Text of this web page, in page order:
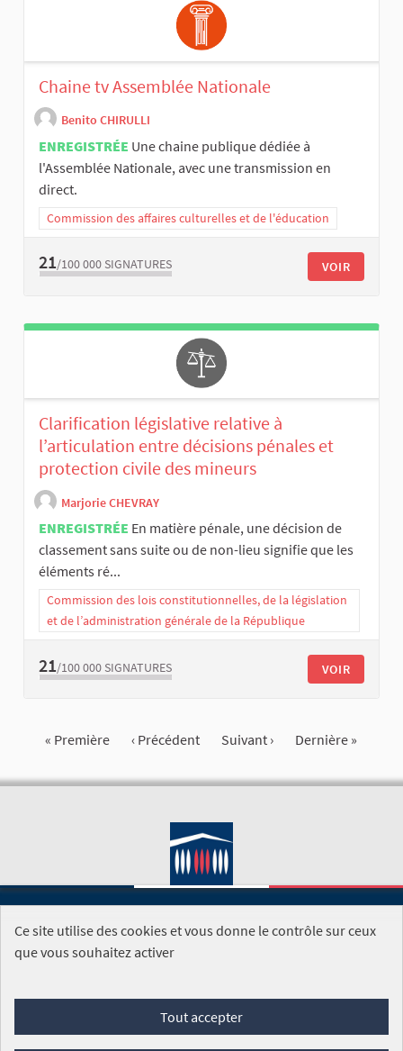
Chaine tv Assemblée Nationale
Benito CHIRULLI
ENREGISTRÉE Une chaine publique dédiée à
l'Assemblée Nationale, avec une transmission en
direct.
Commission des affaires culturelles et de l'éducation
21/100 000 SIGNATURES VOIR
Clarification législative relative à
l’articulation entre décisions pénales et
protection civile des mineurs
Marjorie CHEVRAY
ENREGISTRÉE En matière pénale, une décision de
classement sans suite ou de non-lieu signifie que les
éléments ré...
Commission des lois constitutionnelles, de la législation
et de l’administration générale de la République
21/100 000 SIGNATURES VOIR
« Première ‹ Précédent Suivant › Dernière »
SITE DE L'ASSEMBLÉE NATIONALE
Foire aux questions
Conditions générales d'utilisation (CGU)
Mentions légales
Cookies
Ce site utilise des cookies et vous donne le contrôle sur ceux
que vous souhaitez activer
Tout accepter